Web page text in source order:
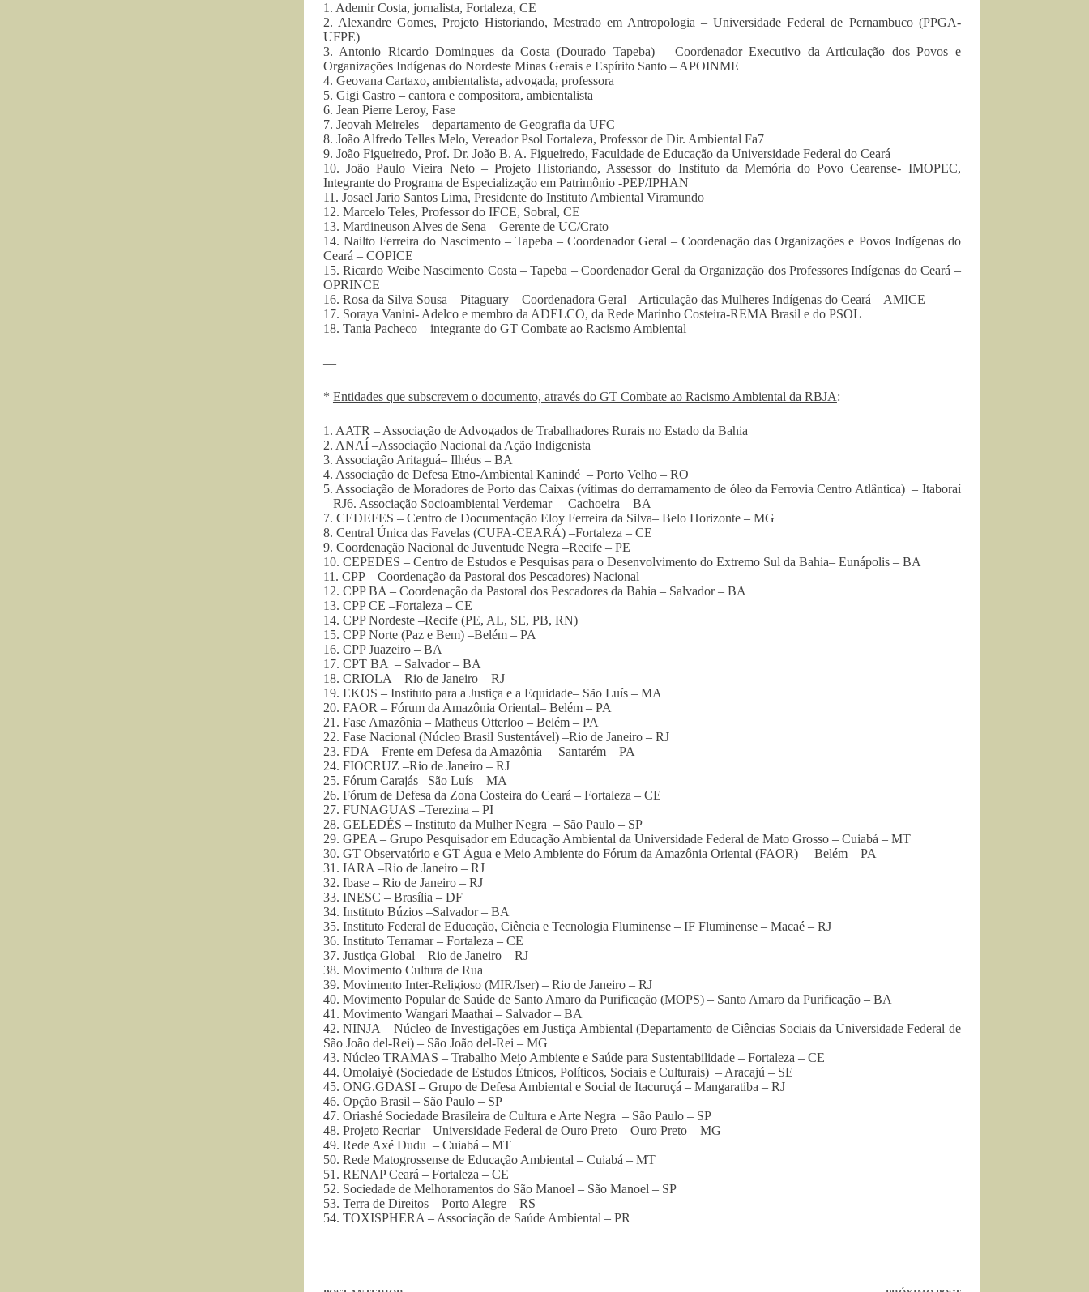
1. Ademir Costa, jornalista, Fortaleza, CE
2. Alexandre Gomes, Projeto Historiando, Mestrado em Antropologia – Universidade Federal de Pernambuco (PPGA-
UFPE)
3. Antonio Ricardo Domingues da Costa (Dourado Tapeba) – Coordenador Executivo da Articulação dos Povos e
Organizações Indígenas do Nordeste Minas Gerais e Espírito Santo – APOINME
4. Geovana Cartaxo, ambientalista, advogada, professora
5. Gigi Castro – cantora e compositora, ambientalista
6. Jean Pierre Leroy, Fase
7. Jeovah Meireles – departamento de Geografia da UFC
8. João Alfredo Telles Melo, Vereador Psol Fortaleza, Professor de Dir. Ambiental Fa7
9. João Figueiredo, Prof. Dr. João B. A. Figueiredo, Faculdade de Educação da Universidade Federal do Ceará
10. João Paulo Vieira Neto – Projeto Historiando, Assessor do Instituto da Memória do Povo Cearense- IMOPEC,
Integrante do Programa de Especialização em Patrimônio -PEP/IPHAN
11. Josael Jario Santos Lima, Presidente do Instituto Ambiental Viramundo
12. Marcelo Teles, Professor do IFCE, Sobral, CE
13. Mardineuson Alves de Sena – Gerente de UC/Crato
14. Nailto Ferreira do Nascimento – Tapeba – Coordenador Geral – Coordenação das Organizações e Povos Indígenas do
Ceará – COPICE
15. Ricardo Weibe Nascimento Costa – Tapeba – Coordenador Geral da Organização dos Professores Indígenas do Ceará –
OPRINCE
16. Rosa da Silva Sousa – Pitaguary – Coordenadora Geral – Articulação das Mulheres Indígenas do Ceará – AMICE
17. Soraya Vanini- Adelco e membro da ADELCO, da Rede Marinho Costeira-REMA Brasil e do PSOL
18. Tania Pacheco – integrante do GT Combate ao Racismo Ambiental
—
* Entidades que subscrevem o documento, através do GT Combate ao Racismo Ambiental da RBJA:
1. AATR – Associação de Advogados de Trabalhadores Rurais no Estado da Bahia
2. ANAÍ –Associação Nacional da Ação Indigenista
3. Associação Aritaguá– Ilhéus – BA
4. Associação de Defesa Etno-Ambiental Kanindé – Porto Velho – RO
5. Associação de Moradores de Porto das Caixas (vítimas do derramamento de óleo da Ferrovia Centro Atlântica) – Itaboraí
– RJ6. Associação Socioambiental Verdemar – Cachoeira – BA
7. CEDEFES – Centro de Documentação Eloy Ferreira da Silva– Belo Horizonte – MG
8. Central Única das Favelas (CUFA-CEARÁ) –Fortaleza – CE
9. Coordenação Nacional de Juventude Negra –Recife – PE
10. CEPEDES – Centro de Estudos e Pesquisas para o Desenvolvimento do Extremo Sul da Bahia– Eunápolis – BA
11. CPP – Coordenação da Pastoral dos Pescadores) Nacional
12. CPP BA – Coordenação da Pastoral dos Pescadores da Bahia – Salvador – BA
13. CPP CE –Fortaleza – CE
14. CPP Nordeste –Recife (PE, AL, SE, PB, RN)
15. CPP Norte (Paz e Bem) –Belém – PA
16. CPP Juazeiro – BA
17. CPT BA – Salvador – BA
18. CRIOLA – Rio de Janeiro – RJ
19. EKOS – Instituto para a Justiça e a Equidade– São Luís – MA
20. FAOR – Fórum da Amazônia Oriental– Belém – PA
21. Fase Amazônia – Matheus Otterloo – Belém – PA
22. Fase Nacional (Núcleo Brasil Sustentável) –Rio de Janeiro – RJ
23. FDA – Frente em Defesa da Amazônia – Santarém – PA
24. FIOCRUZ –Rio de Janeiro – RJ
25. Fórum Carajás –São Luís – MA
26. Fórum de Defesa da Zona Costeira do Ceará – Fortaleza – CE
27. FUNAGUAS –Terezina – PI
28. GELEDÉS – Instituto da Mulher Negra – São Paulo – SP
29. GPEA – Grupo Pesquisador em Educação Ambiental da Universidade Federal de Mato Grosso – Cuiabá – MT
30. GT Observatório e GT Água e Meio Ambiente do Fórum da Amazônia Oriental (FAOR) – Belém – PA
31. IARA –Rio de Janeiro – RJ
32. Ibase – Rio de Janeiro – RJ
33. INESC – Brasília – DF
34. Instituto Búzios –Salvador – BA
35. Instituto Federal de Educação, Ciência e Tecnologia Fluminense – IF Fluminense – Macaé – RJ
36. Instituto Terramar – Fortaleza – CE
37. Justiça Global –Rio de Janeiro – RJ
38. Movimento Cultura de Rua
39. Movimento Inter-Religioso (MIR/Iser) – Rio de Janeiro – RJ
40. Movimento Popular de Saúde de Santo Amaro da Purificação (MOPS) – Santo Amaro da Purificação – BA
41. Movimento Wangari Maathai – Salvador – BA
42. NINJA – Núcleo de Investigações em Justiça Ambiental (Departamento de Ciências Sociais da Universidade Federal de
São João del-Rei) – São João del-Rei – MG
43. Núcleo TRAMAS – Trabalho Meio Ambiente e Saúde para Sustentabilidade – Fortaleza – CE
44. Omolaiyè (Sociedade de Estudos Étnicos, Políticos, Sociais e Culturais) – Aracajú – SE
45. ONG.GDASI – Grupo de Defesa Ambiental e Social de Itacuruçá – Mangaratiba – RJ
46. Opção Brasil – São Paulo – SP
47. Oriashé Sociedade Brasileira de Cultura e Arte Negra – São Paulo – SP
48. Projeto Recriar – Universidade Federal de Ouro Preto – Ouro Preto – MG
49. Rede Axé Dudu – Cuiabá – MT
50. Rede Matogrossense de Educação Ambiental – Cuiabá – MT
51. RENAP Ceará – Fortaleza – CE
52. Sociedade de Melhoramentos do São Manoel – São Manoel – SP
53. Terra de Direitos – Porto Alegre – RS
54. TOXISPHERA – Associação de Saúde Ambiental – PR